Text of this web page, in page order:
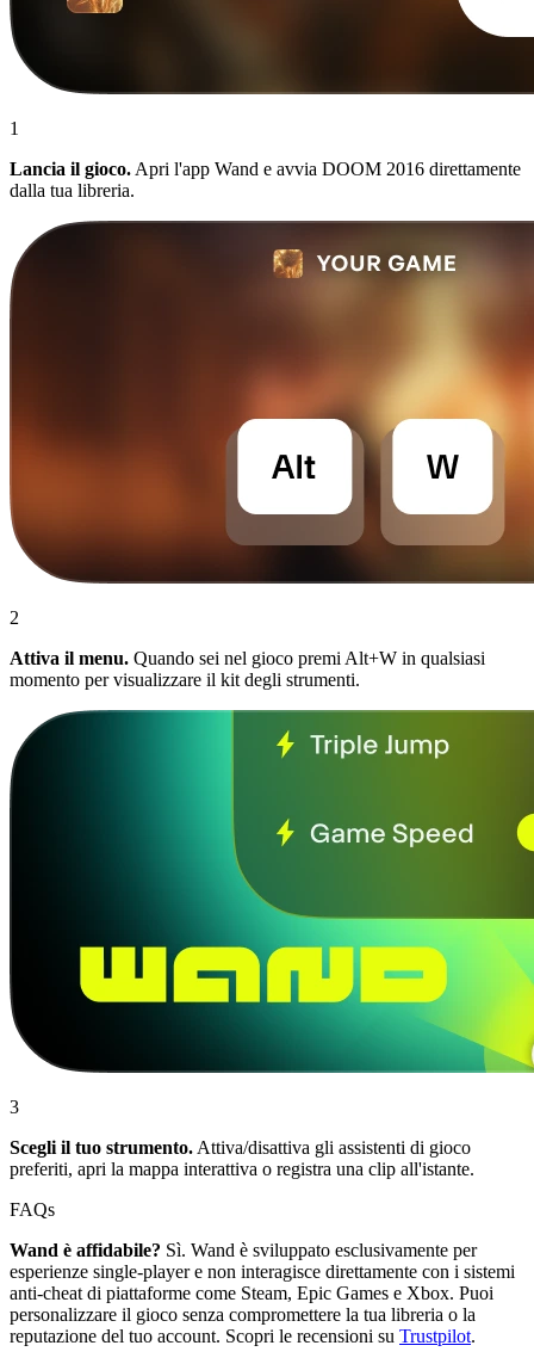
1
Lancia il gioco. Apri l'app Wand e avvia DOOM 2016 direttamente
dalla tua libreria.
2
Attiva il menu. Quando sei nel gioco premi Alt+W in qualsiasi
momento per visualizzare il kit degli strumenti.
3
Scegli il tuo strumento. Attiva/disattiva gli assistenti di gioco
preferiti, apri la mappa interattiva o registra una clip all'istante.
FAQs
Wand è affidabile? Sì. Wand è sviluppato esclusivamente per
esperienze single-player e non interagisce direttamente con i sistemi
anti-cheat di piattaforme come Steam, Epic Games e Xbox. Puoi
personalizzare il gioco senza compromettere la tua libreria o la
reputazione del tuo account. Scopri le recensioni su Trustpilot.